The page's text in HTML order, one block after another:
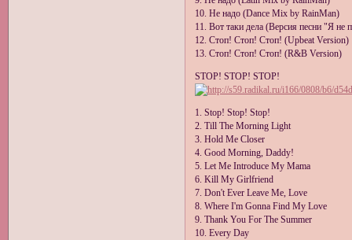
10. Не надо (Dance Mix by RainMan)
11. Вот таки дела (Версия песни "Я не
12. Стоп! Стоп! Стоп! (Upbeat Version)
13. Стоп! Стоп! Стоп! (R&B Version)
STOP! STOP! STOP!
1. Stop! Stop! Stop!
2. Till The Morning Light
3. Hold Me Closer
4. Good Morning, Daddy!
5. Let Me Introduce My Mama
6. Kill My Girlfriend
7. Don't Ever Leave Me, Love
8. Where I'm Gonna Find My Love
9. Thank You For The Summer
10. Every Day